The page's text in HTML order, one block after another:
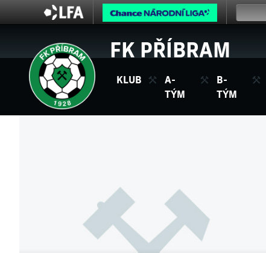
FK PŘÍBRAM
KLUB
A-
TÝM
B-
TÝM